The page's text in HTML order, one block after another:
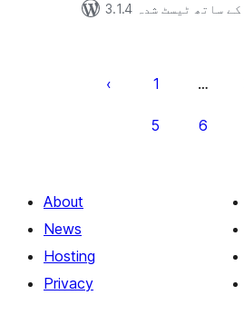
3.1.4 کے ساتھ ٹیسٹ شدہ
pagination
1 …
5 6
About
News
Hosting
Privacy